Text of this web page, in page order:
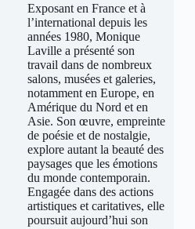
Exposant en France et à
l’international depuis les
années 1980, Monique
Laville a présenté son
travail dans de nombreux
salons, musées et galeries,
notamment en Europe, en
Amérique du Nord et en
Asie. Son œuvre, empreinte
de poésie et de nostalgie,
explore autant la beauté des
paysages que les émotions
du monde contemporain.
Engagée dans des actions
artistiques et caritatives, elle
poursuit aujourd’hui son